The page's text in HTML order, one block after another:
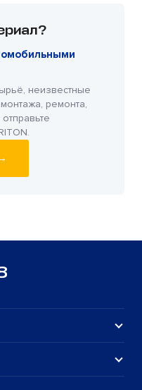
неизвестные
ремонта,